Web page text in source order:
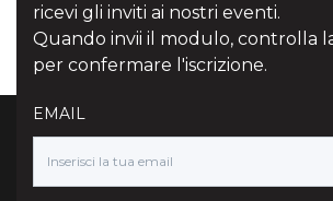
ricevi gli inviti ai nostri eventi.
Quando invii il modulo, controlla
per confermare l'iscrizione.
EMAIL